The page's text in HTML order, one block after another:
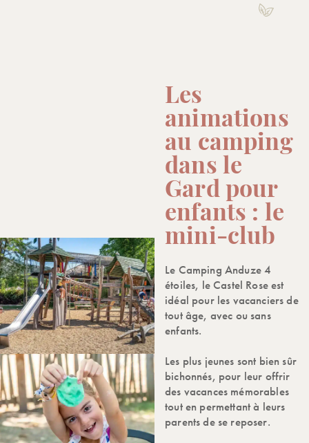
Les
animations
au camping
dans le
Gard pour
enfants : le
mini-club
Le Camping Anduze 4
étoiles, le Castel Rose est
idéal pour les vacanciers de
tout âge, avec ou sans
enfants.
Les plus jeunes sont bien sûr
bichonnés, pour leur offrir
des vacances mémorables
tout en permettant à leurs
parents de se reposer.